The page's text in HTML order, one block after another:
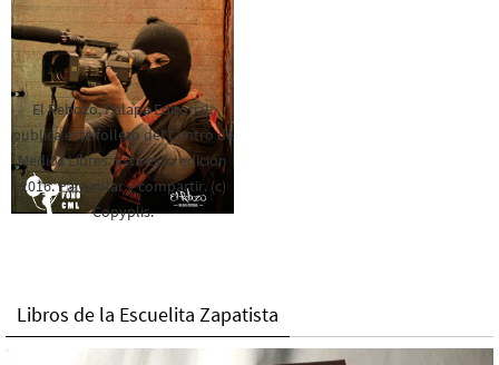
El Rebozo, Palapa Editorial,
publica este folleto del Centro de
Medios Libres. Esta es la edición
2016. Para rolar y compartir. (c)
Copyplis.
Libros de la Escuelita Zapatista